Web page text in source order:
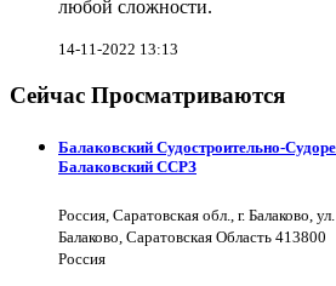
любой сложности.
14-11-2022 13:13
Сейчас Просматриваются
Балаковский Судостроительно-
Балаковский ССРЗ
Россия, Саратовская обл., г. Балаково,
Балаково, Саратовская Область 413800
Россия